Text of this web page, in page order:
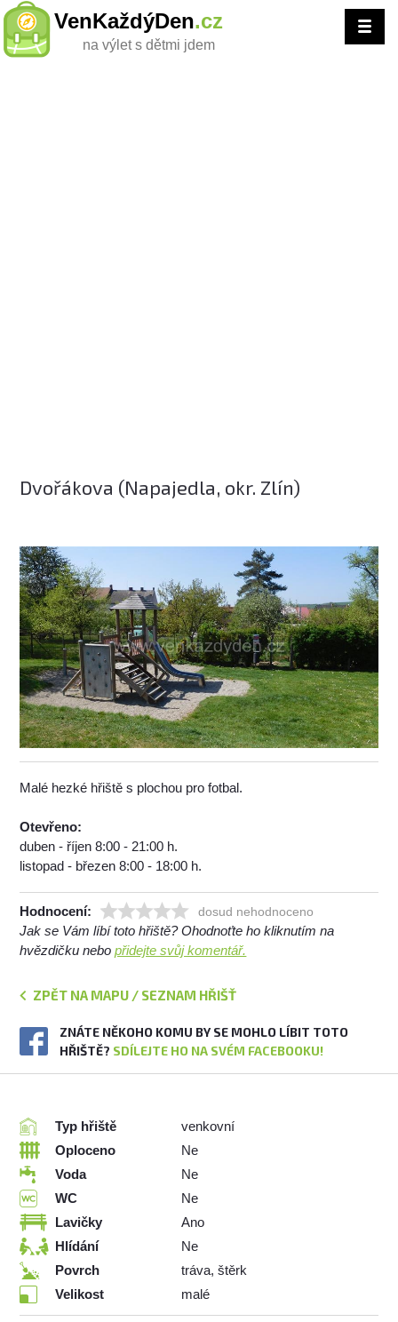
VenKaždýDen.cz
na výlet s dětmi jdem
Dvořákova (Napajedla, okr. Zlín)
Malé hezké hřiště s plochou pro fotbal.
Otevřeno:
duben - říjen 8:00 - 21:00 h.
listopad - březen 8:00 - 18:00 h.
Hodnocení: dosud nehodnoceno
Jak se Vám líbí toto hřiště? Ohodnoťte ho kliknutím na
hvězdičku nebopřidejte svůj komentář.
ZPĚT NA MAPU / SEZNAM HŘIŠŤ
ZNÁTE NĚKOHO KOMU BY SE MOHLO LÍBIT TOTO
HŘIŠTĚ? SDÍLEJTE HO NA SVÉM FACEBOOKU!
Typ hřiště
venkovní
Oploceno
Ne
Voda
Ne
WC
Ne
Lavičky
Ano
Hlídání
Ne
Povrch
tráva, štěrk
Velikost
malé